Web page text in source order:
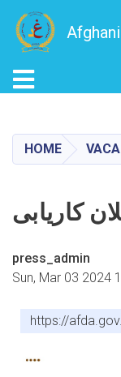
Toggle
HOME
press_admin
Sun, Mar 03 2024
https://